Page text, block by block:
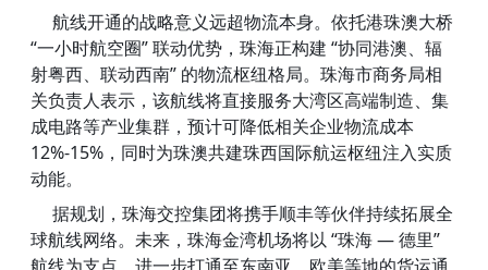
航线开通的战略意义远超物流本身。依托港珠澳大桥
“一小时航空圈” 联动优势，珠海正构建 “协同港澳、辐
射粤西、联动西南” 的物流枢纽格局。珠海市商务局相
关负责人表示，该航线将直接服务大湾区高端制造、集
成电路等产业集群，预计可降低相关企业物流成本
12%-15%，同时为珠澳共建珠西国际航运枢纽注入实质
动能。
据规划，珠海交控集团将携手顺丰等伙伴持续拓展全
球航线网络。未来，珠海金湾机场将以 “珠海 — 德里”